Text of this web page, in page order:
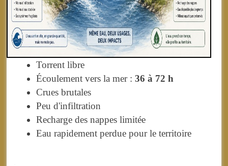
Torrent libre
Écoulement vers la mer :36 à 72 h
Crues brutales
Peu d'infiltration
Recharge des nappes limitée
Eau rapidement perdue pour le territoire